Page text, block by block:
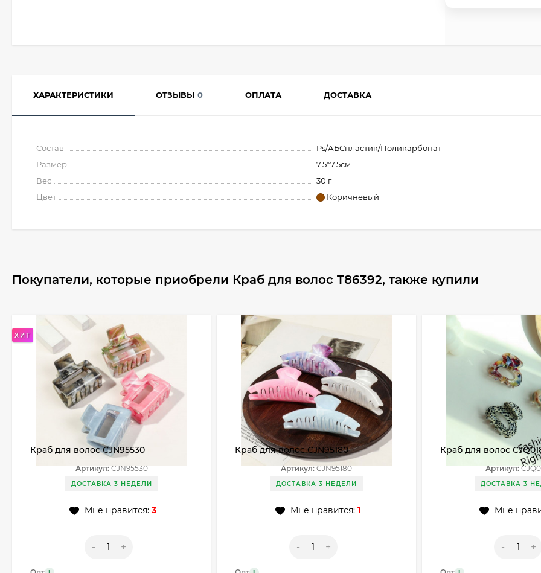
ХАРАКТЕРИСТИКИ ОТЗЫВЫ 0 ОПЛАТА ДОСТАВКА
Состав
Ps/АБСпластик/Поликарбонат
Размер
7.5*7.5см
Вес
30 г
Цвет
Коричневый
Покупатели, которые приобрели Краб для волос T86392, также купили
ХИТ
Краб для волос CJN95530
Артикул:CJN95530
ДОСТАВКА 3 НЕДЕЛИ
Мне нравится:3
- +
Краб для волос CJN95180
Артикул:CJN95180
ДОСТАВКА 3 НЕДЕЛИ
Мне нравится: 1
- +
Краб для волос
Артикул:
ДОСТАВКА 3
Мне
- +